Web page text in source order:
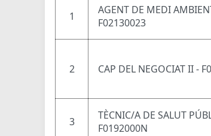
1
AGENT DE MEDI
F02130023
2 CAP DEL NEGOCIAT II -
3
TÈCNIC/A DE SALUT
F0192000N